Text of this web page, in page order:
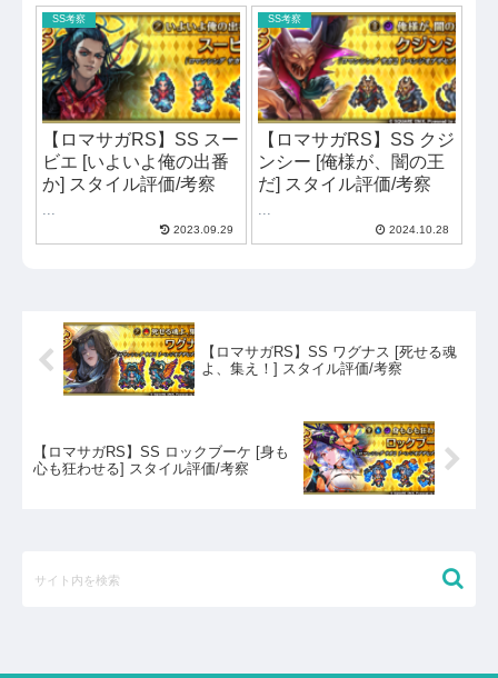
SS考察
【ロマサガRS】SS スー
ビエ [いよいよ俺の出番
か] スタイル評価/考察
2023.09.29
SS考察
【ロマサガRS】SS クジ
ンシー [俺様が、闇の王
だ] スタイル評価/考察
2024.10.28
【ロマサガRS】SS ワグナス [死せる魂
よ、集え！] スタイル評価/考察
【ロマサガRS】SS ロックブーケ [身も
心も狂わせる] スタイル評価/考察